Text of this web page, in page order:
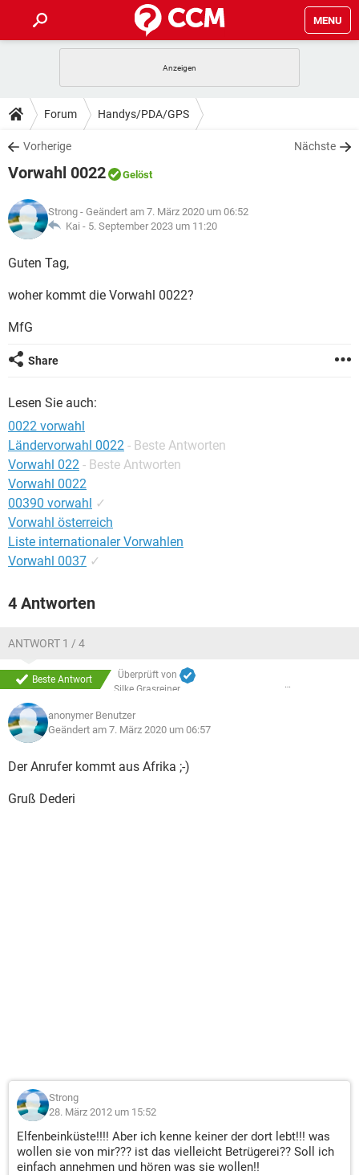
MENU
ANDROID IOS
WINDOWS 10
WHATSAPP
FACEBOOK
TIPPS & TRICKS
SPIELE STREAMING
WHATSAPP TIKTOK
FACEBOOK
DOWNLOADS
SPIELE
ANDROID
WINDOWS 10 INSTAGRAM
WHATSAPP
SPIELE STREAMING
ANDROID
WINDOWS 10
WHATSAPP TIKTOK
FACEBOOK
LEXIKON
SPIELE
FACEBOOK
Forum Handys/PDA/GPS
Vorherige Nächste
Vorwahl 0022 Gelöst
Strong - Geändert am 7. März 2020 um 06:52
Kai - 5. September 2023 um 11:20
Guten Tag,
woher kommt die Vorwahl 0022?
MfG
Share
Lesen Sie auch:
0022 vorwahl
Ländervorwahl 0022 - Beste Antworten
Vorwahl 022 - Beste Antworten
Vorwahl 0022
00390 vorwahl ✓
Vorwahl österreich
Liste internationaler Vorwahlen
Vorwahl 0037 ✓
4 Antworten
ANTWORT 1 / 4
Beste Antwort
Überprüft von
Silke Grasreiner
anonymer Benutzer
Geändert am 7. März 2020 um 06:57
Der Anrufer kommt aus Afrika ;-)
Gruß Dederi
Strong
28. März 2012 um 15:52
Elfenbeinküste!!!! Aber ich kenne keiner der dort lebt!!! was
wollen sie von mir??? ist das vielleicht Betrügerei?? Soll ich
einfach annehmen und hören was sie wollen!!